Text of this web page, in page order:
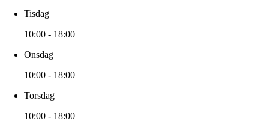
Tisdag
10:00 - 18:00
Onsdag
10:00 - 18:00
Torsdag
10:00 - 18:00